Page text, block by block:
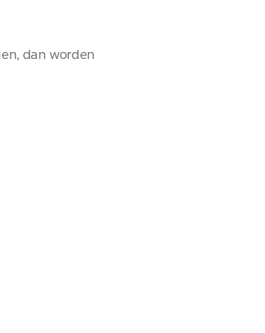
dan worden